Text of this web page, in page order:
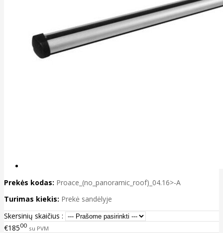
Prekės kodas: Proace_(no_panoramic_roof)_04.16>-A
Turimas kiekis: Prekė sandėlyje
Skersinių skaičius :
€18500 su PVM